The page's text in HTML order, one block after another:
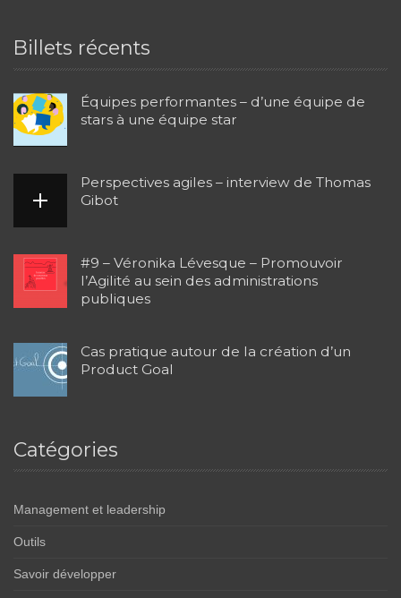
Billets récents
Équipes performantes – d’une équipe de
stars à une équipe star
Perspectives agiles – interview de Thomas
Gibot
#9 – Véronika Lévesque – Promouvoir
l’Agilité au sein des administrations
publiques
Cas pratique autour de la création d’un
Product Goal
Catégories
Management et leadership
Outils
Savoir développer